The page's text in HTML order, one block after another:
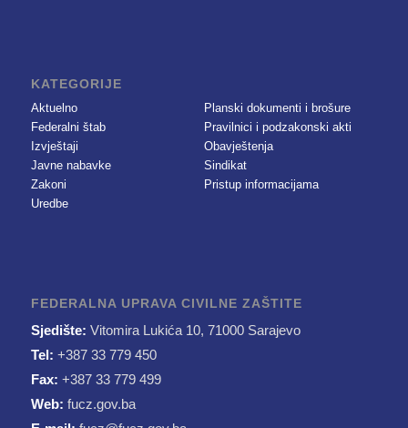
KATEGORIJE
Aktuelno
Federalni štab
Izvještaji
Javne nabavke
Zakoni
Uredbe
Planski dokumenti i brošure
Pravilnici i podzakonski akti
Obavještenja
Sindikat
Pristup informacijama
FEDERALNA UPRAVA CIVILNE ZAŠTITE
Sjedište: Vitomira Lukića 10, 71000 Sarajevo
Tel: +387 33 779 450
Fax: +387 33 779 499
Web: fucz.gov.ba